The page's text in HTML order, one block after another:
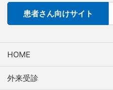
患者さん向けサイト
HOME
外来受診